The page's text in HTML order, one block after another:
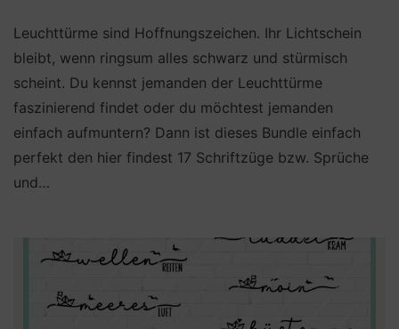
Leuchttürme sind Hoffnungszeichen. Ihr Lichtschein
bleibt, wenn ringsum alles schwarz und stürmisch
scheint. Du kennst jemanden der Leuchttürme
faszinierend findet oder du möchtest jemanden
einfach aufmuntern? Dann ist dieses Bundle einfach
perfekt den hier findest 17 Schriftzüge bzw. Sprüche
und…